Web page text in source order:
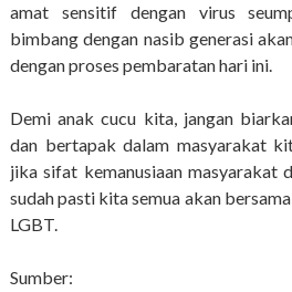
amat sensitif dengan virus
bimbang dengan nasib generasi
dengan proses pembaratan hari ini.
Demi anak cucu kita, jangan
dan bertapak dalam masyarakat
jika sifat kemanusiaan masyarakat
sudah pasti kita semua akan
LGBT.
Sumber: